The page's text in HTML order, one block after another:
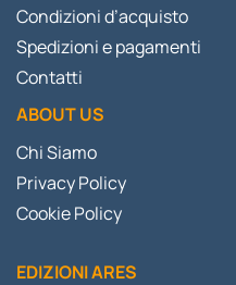
Condizioni d’acquisto
Spedizioni e pagamenti
Contatti
ABOUT US
Chi Siamo
Privacy Policy
Cookie Policy
EDIZIONI ARES